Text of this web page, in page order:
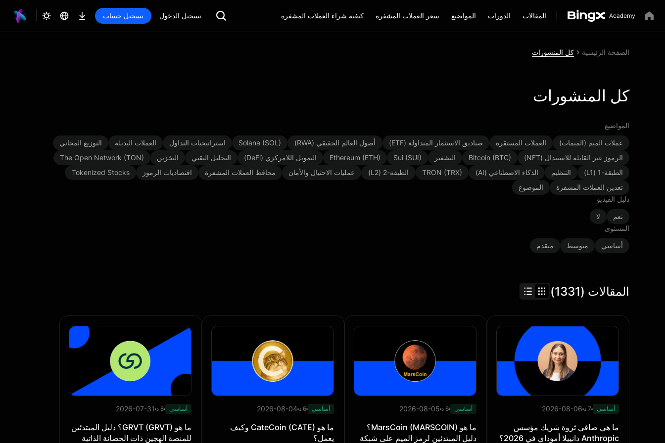
المقالات الدورات المواضيع سعر العملات المشفرة كيفية شراء العملات المشفرة تسجيل الدخول تسجيل حساب
الصفحة الرئيسية كل المنشورات
كل المنشورات
المواضيع
عملات الميم (الميمات) العملات المستقرة صناديق الاستثمار المتداولة (ETF) أصول العالم الحقيقي (RWA) Solana (SOL) استراتيجيات التداول العملات البديلة
التوزيع المجاني
الرموز غير القابلة للاستبدال (NFT)
Bitcoin (BTC) التشفير Sui (SUI)
Ethereum (ETH) التمويل اللامركزي (DeFi) التحليل التقني التخزين
The Open Network (TON)
الطبقة-1 (L1)
التنظيم الذكاء الاصطناعي (AI) TRON (TRX) الطبقة-2 (L2) عمليات الاحتيال والأمان محافظ العملات المشفرة اقتصاديات الرموز
Tokenized Stocks
تعدين العملات المشفرة
الموضوع
دليل الفيديو
نعم
لا
المستوى
أساسي متوسط متقدم
المقالات (1331)
أساسي 7 د 2026-08-06
ما هي صافي ثروة شريك مؤسس
Anthropic دانييلا أموداي في 2026؟
أساسي 6 د 2026-08-05
ما هو MarsCoin (MARSCOIN)؟
دليل المبتدئين لرمز الميم على شبكة
أساسي 6 د 2026-08-04
ما هو CateCoin (CATE) وكيف
يعمل؟
أساسي 8 د 2026-07-31
ما هو GRVT (GRVT)؟ دليل المبتدئين
للمنصة الهجين ذات الحضانة الذاتية